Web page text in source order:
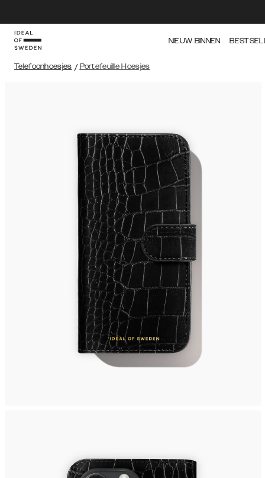
NIEUW BINNEN
Telefoonhoesjes / Portefeuille Hoesjes